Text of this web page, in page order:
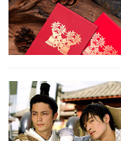
未婚男人
会娶心上人为
未婚男
指，预示你会